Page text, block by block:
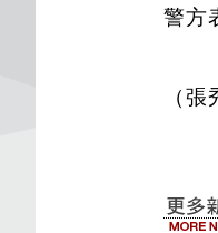
警方
（張